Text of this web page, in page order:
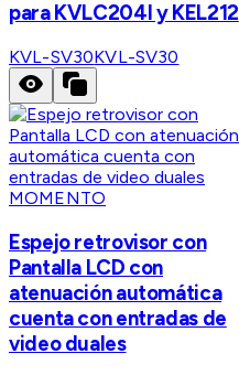
para KVLC204I y KEL212
KVL-SV30KVL-SV30
MOMENTO
Espejo retrovisor con
Pantalla LCD con
atenuación automática
cuenta con entradas de
video duales